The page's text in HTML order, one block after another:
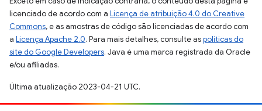
licenciado de acordo com a Licença de atribuição 4.0 do Creative
Commons, e as amostras de código são licenciadas de acordo com
a Licença Apache 2.0. Para mais detalhes, consulte aspolíticas do
site do Google Developers. Java é uma marca registrada da Oracle
e/ou afiliadas.
Última atualização 2023-04-21 UTC.